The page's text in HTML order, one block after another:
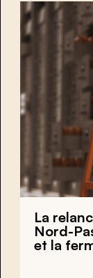
La
Nord-
et la